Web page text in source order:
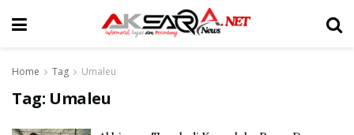
Home Tag Umaleu
Tag: Umaleu